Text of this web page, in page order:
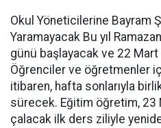
Okul Yöneticilerine Bayram
Yaramayacak Bu yıl
günü başlayacak ve 22
Öğrenciler ve öğretmenler
itibaren, hafta sonlarıyla
sürecek. Eğitim öğretim, 23
çalacak ilk ders ziliyle